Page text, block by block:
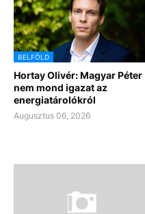
BELFÖLD
Hortay Olivér: Magyar Péter
nem mond igazat az
energiatárolókról
Augusztus 06, 2026